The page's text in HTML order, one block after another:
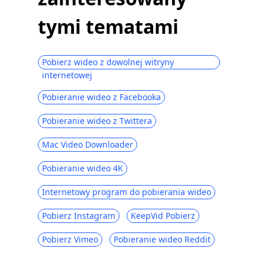
Alternatywy FMovies
10 najlepszych alternatyw KimCartoon do
oglądania kreskówek 2023
10 najlepszych alternatyw telewizyjnych
do terrarium | 2023 Najnowsze
Top 6 darmowych stron takich jak 123
filmy [2023]
5 najpopularniejszych koreańskich witryn
dramatycznych z angielskimi napisami,
które pokochasz
Top 6 alternatyw Primewire [najlepsze
learningu [2023]
Top 5 alternatyw TVMuse [Jak pobierać
filmy]
tymi tematami
Pobierz wideo z dowolnej witryny
internetowej
Pobieranie wideo z Facebooka
Pobieranie wideo z Twittera
Mac Video Downloader
Pobieranie wideo 4K
Internetowy program do pobierania wideo
Pobierz Instagram KeepVid Pobierz
Pobierz Vimeo Pobieranie wideo Reddit